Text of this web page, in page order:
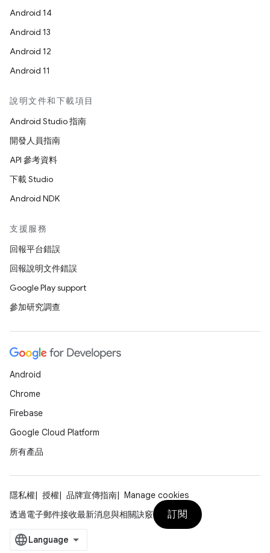
Android 14
Android 13
Android 12
Android 11
說明文件和下載項目
Android Studio 指南
開發人員指南
API 參考資料
下載 Studio
Android NDK
支援服務
回報平台錯誤
回報說明文件錯誤
Google Play support
參加研究調查
Android
Chrome
Firebase
Google Cloud Platform
所有產品
隱私權 授權 品牌宣傳指南
Manage cookies
透過電子郵件接收最新消息與相關訣竅
訂閱